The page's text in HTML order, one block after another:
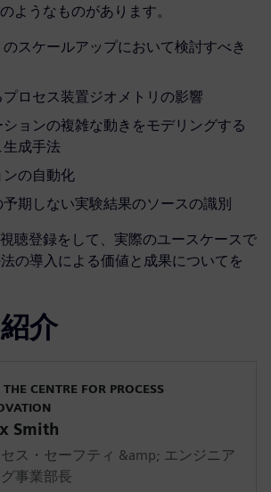
ようなものがあります。
スケールアップにおいて検討すべき
ロセス装置ジオメトリの影響
ョンの複雑な動きをモデリングする
成手法
ンの自動化
期しない実験結果のソースの識別
聴登録をして、実際のユースケースで
の導入による価値と成果についてを
介
THE CENTRE FOR PROCESS
Smith
ス・セーフティ &amp; エンジニア
グ事業部長